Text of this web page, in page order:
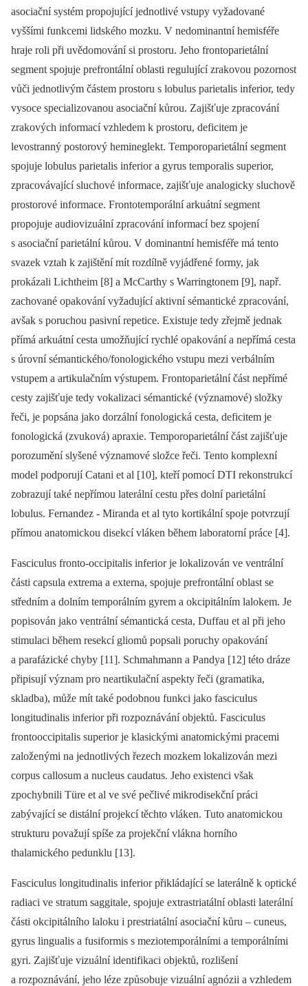
asociační systém propojující jednotlivé vstupy vyžadované
vyššími funkcemi lidského mozku. V nedominantní hemisféře
hraje roli při uvědomování si prostoru. Jeho frontoparietální
segment spojuje prefrontální oblasti regulující zrakovou pozornost
vůči jednotlivým částem prostoru s lobulus parietalis inferior, tedy
vysoce specializovanou asociační kůrou. Zajišťuje zpracování
zrakových informací vzhledem k prostoru, deficitem je
levostranný postorový hemineglekt. Temporoparietální segment
spojuje lobulus parietalis inferior a gyrus temporalis superior,
zpracovávající sluchové informace, zajišťuje analogicky sluchově
prostorové informace. Frontotemporální arkuátní segment
propojuje audiovizuální zpracování informací bez spojení
s asociační parietální kůrou. V dominantní hemisféře má tento
svazek vztah k zajištění mít rozdílně vyjádřené formy, jak
prokázali Lichtheim [8] a McCarthy s Warringtonem [9], např.
zachované opakování vyžadující aktivní sémantické zpracování,
avšak s poruchou pasivní repetice. Existuje tedy zřejmě jednak
přímá arkuátní cesta umožňující rychlé opakování a nepřímá cesta
s úrovní sémantického/fonologického vstupu mezi verbálním
vstupem a artikulačním výstupem. Frontoparietální část nepřímé
cesty zajišťuje tedy vokalizaci sémantické (významové) složky
řeči, je popsána jako dorzální fonologická cesta, deficitem je
fonologická (zvuková) apraxie. Temporoparietální část zajišťuje
porozumění slyšené významové složce řeči. Tento komplexní
model podporují Catani et al [10], kteří pomocí DTI rekonstrukcí
zobrazují také nepřímou laterální cestu přes dolní parietální
lobulus. Fernandez -⁠ Miranda et al tyto kortikální spoje potvrzují
přímou anatomickou disekcí vláken během laboratorní práce [4].
Fasciculus fronto-occipitalis inferior je lokalizován ve ventrální
části capsula extrema a externa, spojuje prefrontální oblast se
středním a dolním temporálním gyrem a okcipitálním lalokem. Je
popisován jako ventrální sémantická cesta, Duffau et al při jeho
stimulaci během resekcí gliomů popsali poruchy opakování
a parafázické chyby [11]. Schmahmann a Pandya [12] této dráze
připisují význam pro neartikulační aspekty řeči (gramatika,
skladba), může mít také podobnou funkci jako fasciculus
longitudinalis inferior při rozpoznávání objektů. Fasciculus
frontooccipitalis superior je klasickými anatomickými pracemi
založenými na jednotlivých řezech mozkem lokalizován mezi
corpus callosum a nucleus caudatus. Jeho existenci však
zpochybnili Türe et al ve své pečlivé mikrodisekční práci
zabývající se distální projekcí těchto vláken. Tuto anatomickou
strukturu považují spíše za projekční vlákna horního
thalamického pedunklu [13].
Fasciculus longitudinalis inferior přikládající se laterálně k optické
radiaci ve stratum saggitale, spojuje extrastriatální oblasti laterální
části okcipitálního laloku i prestriatální asociační kůru –⁠ cuneus,
gyrus lingualis a fusiformis s meziotemporálními a temporálními
gyri. Zajišťuje vizuální identifikaci objektů, rozlišení
a rozpoznávání, jeho léze způsobuje vizuální agnózii a vzhledem